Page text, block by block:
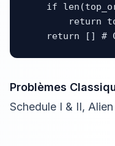
if
return
return [] #
Problèmes
Schedule I & II,